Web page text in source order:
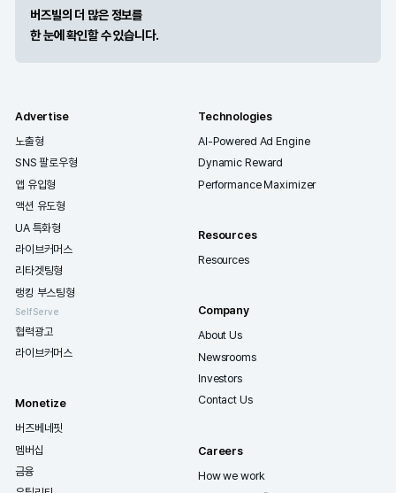
언론 홍보 press@buzzvil.com
(주) 버즈빌
서울특별시 송파구 석촌호수로 272
엠와이빌딩 2-5층
버즈빌 워크 위키피디아
버즈빌의 더 많은 정보를
한 눈에 확인할 수 있습니다.
Advertise
노출형
SNS 팔로우형
앱 유입형
Technologies
Dynamic Reward
Performance Maximizer